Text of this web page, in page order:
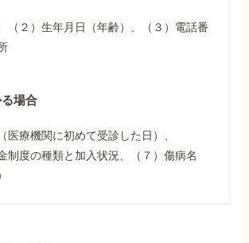
（２）生年月日（年齢）、（３）電話番
場合
医療機関に初めて受診した日）、
制度の種類と加入状況、（７）傷病名